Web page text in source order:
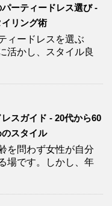
ーティードレス選び -
リング術
ィードレスを選ぶ
活かし、スタイル良
スガイド - 20代から60
スタイル
を問わず女性が自分
場です。しかし、年